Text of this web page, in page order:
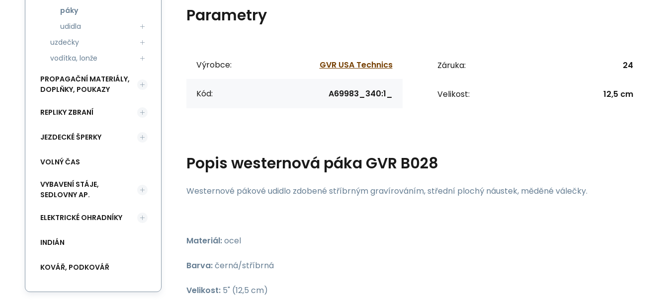
Parametry
Výrobce: GVR USA Technics
Kód: A69983_340:1_
Záruka: 24
Velikost: 12,5 cm
Popiswesternová páka GVR B028
Westernové pákové udidlo zdobené stříbrným gravírováním, střední plochý náustek, měděné válečky.
Materiál:ocel
Barva:černá/stříbrná
Velikost: 5" (12,5 cm)
páky
udidla
uzdečky
vodítka, lonže
PROPAGAČNÍ MATERIÁLY,
DOPLŇKY, POUKAZY
REPLIKY ZBRANÍ
JEZDECKÉ ŠPERKY
VOLNÝ ČAS
VYBAVENÍ STÁJE,
SEDLOVNY AP.
ELEKTRICKÉ OHRADNÍKY
INDIÁN
KOVÁŘ, PODKOVÁŘ